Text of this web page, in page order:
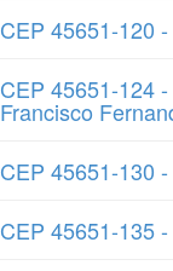
CEP 45651-120
CEP 45651-124
Francisco
CEP 45651-130
CEP 45651-135